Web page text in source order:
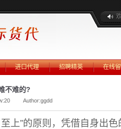
进口代理 招聘精英 在线
不难的?
20 Author:ggdd
上”的原则，凭借自身出